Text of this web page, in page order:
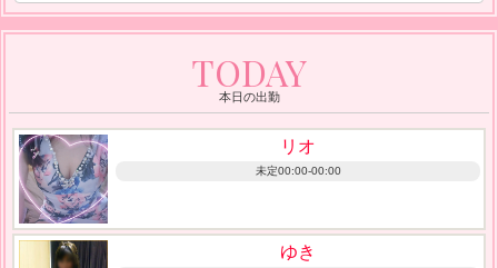
TODAY
本日の出勤
リオ
未定00:00-00:00
ゆき